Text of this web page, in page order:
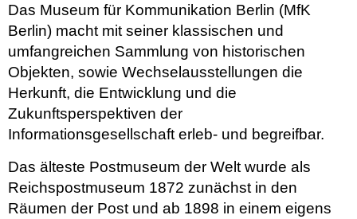
Das Museum für Kommunikation Berlin (MfK
Berlin) macht mit seiner klassischen und
umfangreichen Sammlung von historischen
Objekten, sowie Wechselausstellungen die
Herkunft, die Entwicklung und die
Zukunftsperspektiven der
Informationsgesellschaft erleb- und begreifbar.
Das älteste Postmuseum der Welt wurde als
Reichspostmuseum 1872 zunächst in den
Räumen der Post und ab 1898 in einem eigens